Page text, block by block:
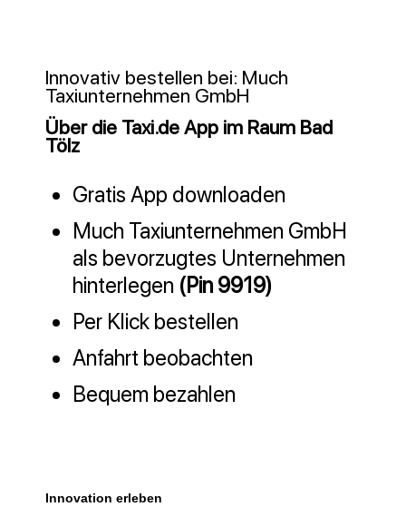
Innovativ bestellen bei: Much
Taxiunternehmen GmbH
Über die Taxi.de App im Raum Bad
Tölz
Gratis App downloaden
Much Taxiunternehmen GmbH
als bevorzugtes Unternehmen
hinterlegen (Pin 9919)
Per Klick bestellen
Anfahrt beobachten
Bequem bezahlen
Innovation erleben